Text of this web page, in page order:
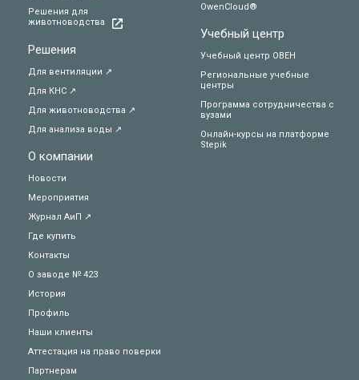
Решения для
животноводства
Решения
Для вентиляции ↗
Для КНС ↗
Для животноводства ↗
Для анализа воды ↗
О компании
Новости
Мероприятия
Журнал АиП ↗
Где купить
Контакты
О заводе № 423
История
Профиль
Наши клиенты
Аттестация на право поверки
Партнерам
OwenCloud®
Учебный центр
Учебный центр ОВЕН
Региональные учебные
центры
Программа сотрудничества с
вузами
Онлайн-курсы на платформе
Stepik